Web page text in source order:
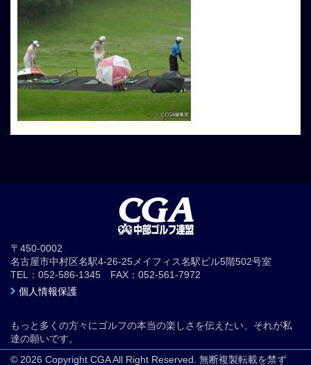
〒450-0002
名古屋市中村区名駅4-26-25メイフィス名駅ビル5階502号室
TEL：052-586-1345 FAX：052-561-7972
個人情報保護
もっと多くの方々にゴルフの本当の楽しさを伝えたい、それが私
達の願いです。
© 2026 Copyright CGA All Right Reserved. 無断複製転載を禁ず